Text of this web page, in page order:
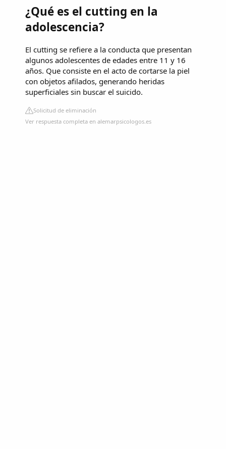
¿Qué es el cutting en la
adolescencia?
El cutting se refiere a la conducta que presentan
algunos adolescentes de edades entre 11 y 16
años. Que consiste en el acto de cortarse la piel
con objetos afilados, generando heridas
superficiales sin buscar el suicido.
Solicitud de eliminación
Ver respuesta completa en alemarpsicologos.es